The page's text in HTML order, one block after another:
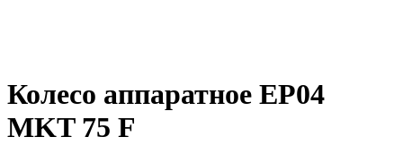
Колесо аппаратное EP04
MKT 75 F